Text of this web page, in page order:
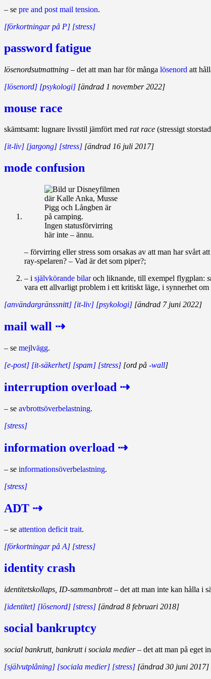
– se pre and post mail tension.
[förkortningar på P] [stress]
password fatigue
lösenordsutmattning – det att man har för många lösenord att
[lösenord] [psykologi] [ändrad 1 november 2022]
mouse race
skämtsamt: lugnare livsstil jämfört med rat race (stressigt
[it-liv] [jargong] [stress] [ändrad 16 juli 2017]
mode confusion
Ingen statusförvirring
här inte – ännu.
– förvirring eller stress som orsakas av att man har svårt
ray‑spelaren? – Vad är det som piper?;
– i självkörande bilaroch liknande, till exempel flygplan:
vara ett allvarligt problem i ett kritiskt läge, i synnerhet
[användargränssnitt] [it-liv] [psykologi] [ändrad 7 juni 2022]
mail wall ⇢
– se mejlvägg.
[e-post] [it-säkerhet] [spam] [stress] [ord på -wall]
interruption overload ⇢
– se avbrottsöverbelastning.
[stress]
information overload ⇢
– se informationsöverbelastning.
[stress]
ADT ⇢
– se attention deficit trait.
[förkortningar på A] [stress]
identity crash
identitetskollaps, ID-sammanbrott– det att man inte kan hålla i
[identitet] [lösenord] [stress] [ändrad 8 februari 2018]
social bankruptcy
social bankrutt, bankrutt i sociala medier– det att man på eget
[självutplåning] [sociala medier] [stress] [ändrad 30 juni 2017]